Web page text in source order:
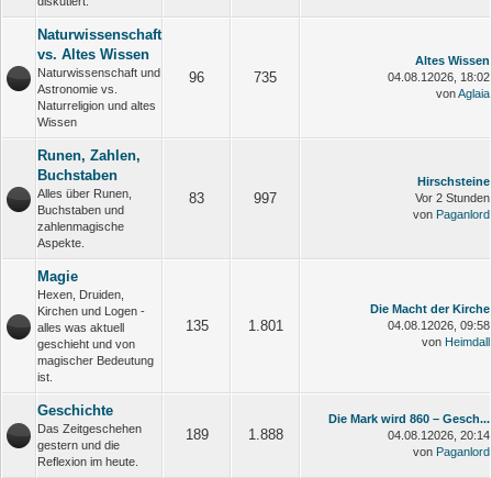
Naturwissenschaft
vs. Altes Wissen
Naturwissenschaft und
Astronomie vs.
Naturreligion und altes
Wissen
96 735
Altes Wissen
04.08.12026, 18:02
vonAglaia
Runen, Zahlen,
Buchstaben
Alles über Runen,
Buchstaben und
zahlenmagische
Aspekte.
83 997
Hirschsteine
Vor 2 Stunden
von Paganlord
Magie
Hexen, Druiden,
Kirchen und Logen -
alles was aktuell
geschieht und von
magischer Bedeutung
ist.
135 1.801
Die Macht der Kirche
04.08.12026, 09:58
von Heimdall
Geschichte
Das Zeitgeschehen
gestern und die
Reflexion im heute.
189 1.888
Die Mark wird 860 – Gesch...
04.08.12026, 20:14
von Paganlord